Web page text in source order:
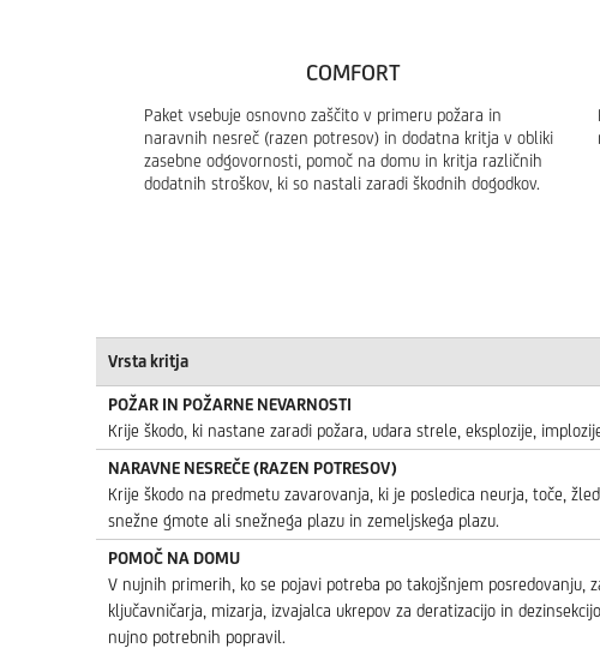
COMFORT
Paket vsebuje osnovno zaščito v primeru požara in
naravnih nesreč (razen potresov) in dodatna kritja v obliki
zasebne odgovornosti, pomoč na domu in kritja različnih
dodatnih stroškov, ki so nastali zaradi škodnih dogodkov.
Vrsta kritja
POŽAR IN POŽARNE NEVARNOSTI
Krije škodo, ki nastane zaradi požara, udara strele, eksplozije,
NARAVNE NESREČE (RAZEN POTRESOV)
Krije škodo na predmetu zavarovanja, ki je posledica neurja, toče,
snežne gmote ali snežnega plazu in zemeljskega plazu.
POMOČ NA DOMU
V nujnih primerih, ko se pojavi potreba po takojšnjem posredovanju,
ključavničarja, mizarja, izvajalca ukrepov za deratizacijo in
nujno potrebnih popravil.